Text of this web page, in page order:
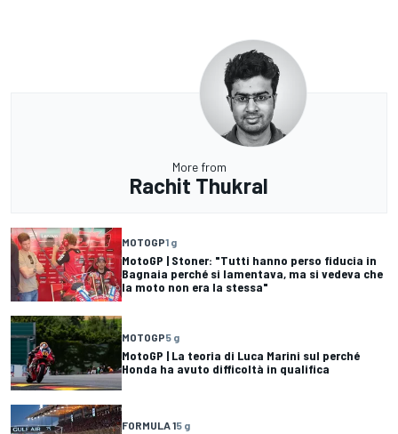
More from
Rachit Thukral
MOTOGP1 g
MotoGP | Stoner: "Tutti hanno perso fiducia in
Bagnaia perché si lamentava, ma si vedeva che
la moto non era la stessa"
MOTOGP5 g
MotoGP | La teoria di Luca Marini sul perché
Honda ha avuto difficoltà in qualifica
FORMULA 15 g